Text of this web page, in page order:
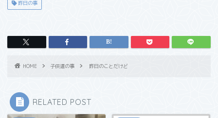
昨日の事
HOME 子供達の事 昨日のことだけど
RELATED POST